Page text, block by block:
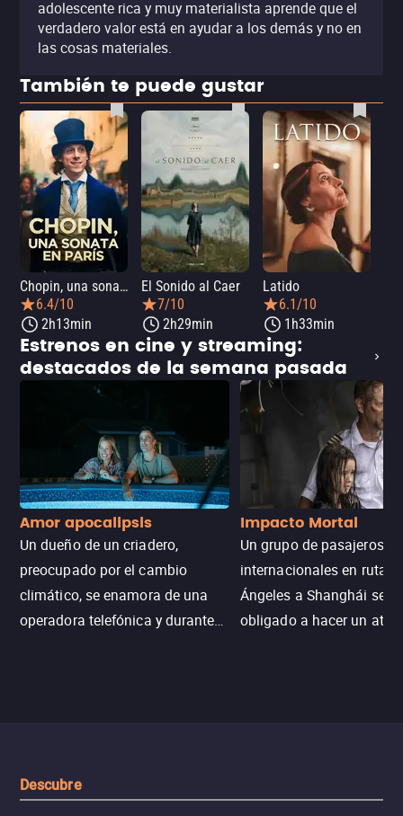
adolescente rica y muy materialista aprende que el
verdadero valor está en ayudar a los demás y no en
las cosas materiales.
También te puede gustar
Chopin, una sonata en París
6.4/10
2h13min
El Sonido al Caer
7/10
2h29min
Latido
6.1/10
1h33min
Estrenos en cine y streaming:
destacados de la semana pasada
Amor apocalipsis
Un dueño de un criadero,
preocupado por el cambio
climático, se enamora de una
operadora telefónica y durante
Impacto Mortal
Un grupo de pasajeros
internacionales en ruta
Ángeles a Shanghái se ve
obligado a hacer un
Descubre